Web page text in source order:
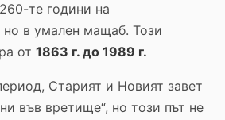
те години на
но в умален мащаб. Този
от 1863 г. до 1989 г.
Старият и Новият завет
във вретище“, но този път не